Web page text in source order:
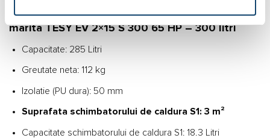
marita TESY EV 2×15 S 300 65 HP – 300 litri
Capacitate: 285 Litri
Greutate neta: 112 kg
Izolatie (PU dura): 50 mm
Suprafata schimbatorului de caldura S1: 3 m²
Capacitate schimbatorului de caldura S1: 18.3 Litri